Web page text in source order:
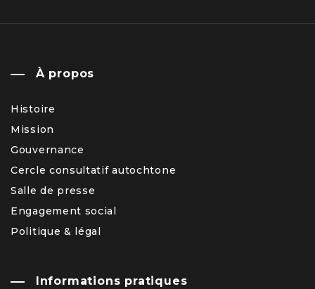
À propos
Histoire
Mission
Gouvernance
Cercle consultatif autochtone
Salle de presse
Engagement social
Politique & légal
Informations pratiques